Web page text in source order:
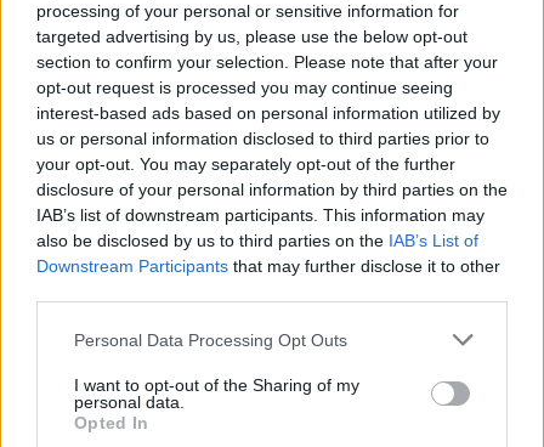
processing of your personal or sensitive information for
targeted advertising by us, please use the below opt-out
section to confirm your selection. Please note that after your
opt-out request is processed you may continue seeing
interest-based ads based on personal information utilized by
us or personal information disclosed to third parties prior to
your opt-out. You may separately opt-out of the further
disclosure of your personal information by third parties on the
IAB’s list of downstream participants. This information may
also be disclosed by us to third parties on the IAB’s List of
Downstream Participants that may further disclose it to other
Please note that this website/app uses one or more Google
not limited to your visit or usage behaviour. You may click to
grant or deny consent to Google and its third-party tags to
use your data for below specified purposes in below Google
Personal Data Processing Opt Outs
I want to opt-out of the Sharing of my
personal data.
Opted In